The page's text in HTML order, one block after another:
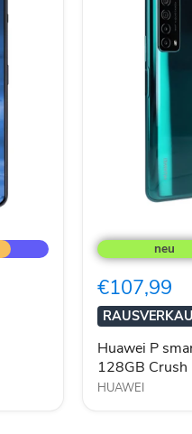
P
smart
Dual-
SIM
128GB
Crush
Green
*
€107,99
Huawei P
128GB Crush
HUAWEI